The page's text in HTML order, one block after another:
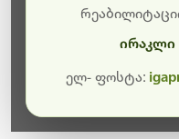
ელ- ფოსტა: